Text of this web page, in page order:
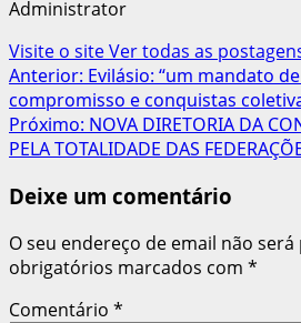
Administrator
Visite o siteVer todas as
Navegação
de
artigos
Anterior: Evilásio: “um mandato
compromisso e conquistas
Próximo: NOVA DIRETORIA DA
PELA TOTALIDADE DAS
Deixe um comentário
O seu endereço de email não
obrigatórios marcados com *
Comentário *